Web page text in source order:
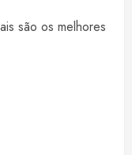
são os melhores